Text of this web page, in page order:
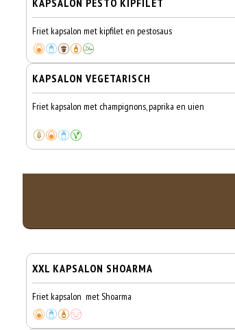
KAPSALON PESTO KIPFILET
Friet kapsalon met kipfilet en pestosaus
KAPSALON VEGETARISCH
Friet kapsalon met champignons, paprika en uien
XXL KAPSALON SHOARMA
Friet kapsalon met Shoarma